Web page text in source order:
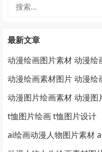
最新文章
动漫绘画图片素材 动漫绘
动漫绘画素材图片 动漫绘
动漫图片绘画素材 动漫图
t恤图片绘画 t恤图片设计
ai绘画动漫人物图片素材